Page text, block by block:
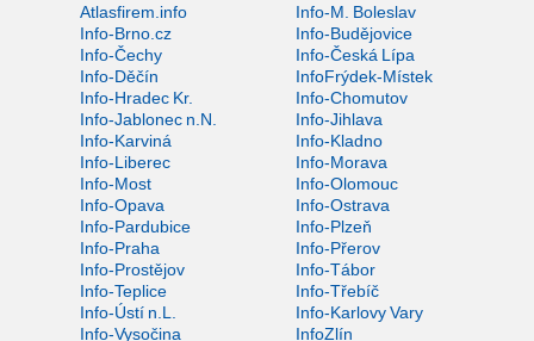
Atlasfirem.info
Info-M. Boleslav
Info-Brno.cz
Info-Budějovice
Info-Čechy
Info-Česká Lípa
Info-Děčín
InfoFrýdek-Místek
Info-Hradec Kr.
Info-Chomutov
Info-Jablonec n.N.
Info-Jihlava
Info-Karviná
Info-Kladno
Info-Liberec
Info-Morava
Info-Most
Info-Olomouc
Info-Opava
Info-Ostrava
Info-Pardubice
Info-Plzeň
Info-Praha
Info-Přerov
Info-Prostějov
Info-Tábor
Info-Teplice
Info-Třebíč
Info-Ústí n.L.
Info-Karlovy Vary
Info-Vysočina
InfoZlín